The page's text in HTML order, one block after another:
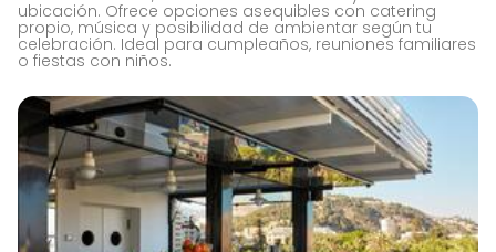
ubicación. Ofrece opciones asequibles con catering
propio, música y posibilidad de ambientar según tu
celebración. Ideal para cumpleaños, reuniones familiares
o fiestas con niños.